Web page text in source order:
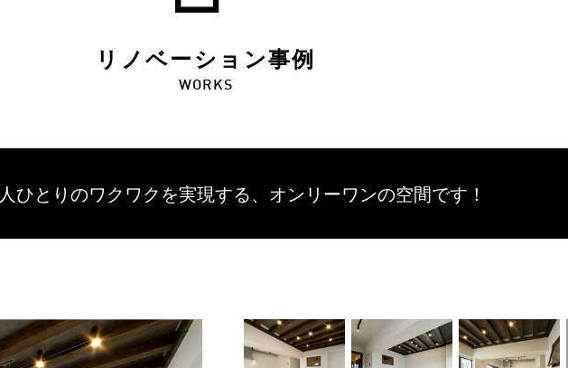
リノベーション事例
WORKS
ひとりのワクワクを実現する、 オンリーワンの空間です！